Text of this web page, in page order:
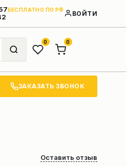
БЕСПЛАТНО ПО РФ ВОЙТИ
0 0
ЗАКАЗАТЬ ЗВОНОК
Оставить отзыв